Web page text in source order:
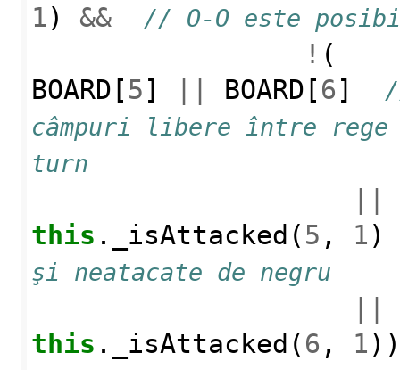
1 ) && // O-O este
! (
BOARD [ 5 ] BOARD [ 6 ]
câmpuri libere între
turn
this . _isAttacked ( 5 , 1 )
şi neatacate de negru
this . _isAttacked ( 6 , 1